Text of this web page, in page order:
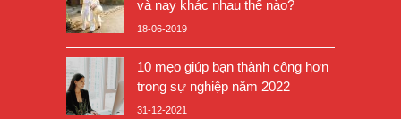
và nay khác nhau thế nào?
18-06-2019
10 mẹo giúp bạn thành công hơn
trong sự nghiệp năm 2022
31-12-2021